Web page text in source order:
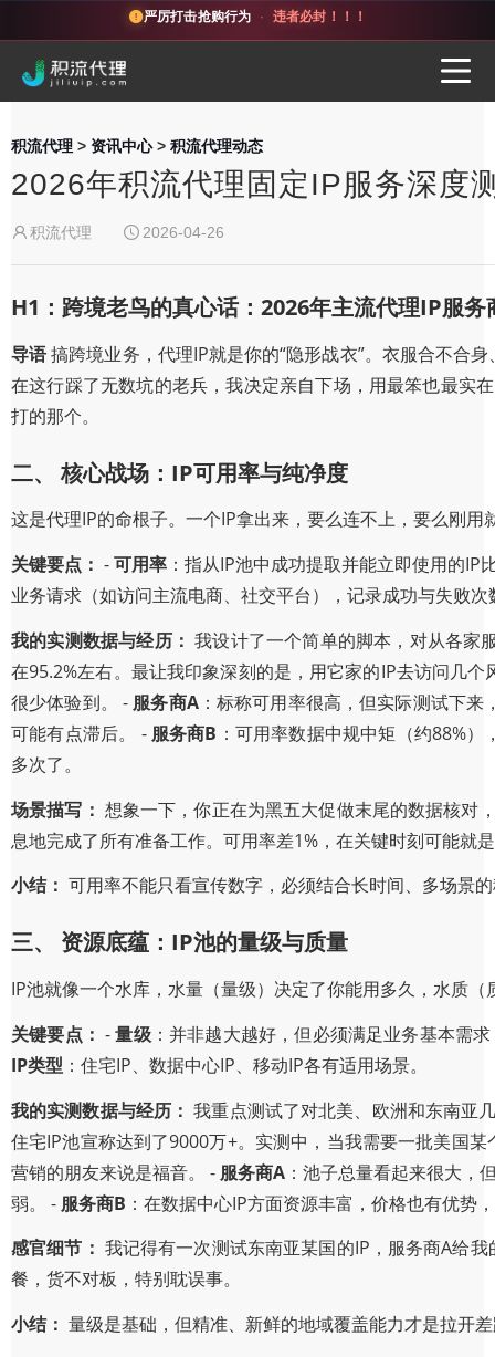
严厉打击抢购行为 · 违者必封！！！
积流代理 > 资讯中心> 积流代理动态
2026年积流代理固定IP服务深度
积流代理 2026-04-26
H1：跨境老鸟的真心话：2026年主流代理IP服
导语搞跨境业务，代理IP就是你的“隐形战衣”。衣服合不合
在这行踩了无数坑的老兵，我决定亲自下场，用最笨也最
打的那个。
二、 核心战场：IP可用率与纯净度
这是代理IP的命根子。一个IP拿出来，要么连不上，要么刚
关键要点： -可用率 ：指从IP池中成功提取并能立即使用的IP
业务请求（如访问主流电商、社交平台），记录成功与失败次
我的实测数据与经历： 我设计了一个简单的脚本，对从各家
在95.2%左右。最让我印象深刻的是，用它家的IP去访问几
很少体验到。 - 服务商A：标称可用率很高，但实际测试下来
可能有点滞后。 - 服务商B ：可用率数据中规中矩（约88%
多次了。
场景描写： 想象一下，你正在为黑五大促做末尾的数据核对
息地完成了所有准备工作。可用率差1%，在关键时刻可能就
小结： 可用率不能只看宣传数字，必须结合长时间、多场景
三、 资源底蕴：IP池的量级与质量
IP池就像一个水库，水量（量级）决定了你能用多久，水质
关键要点： -量级：并非越大越好，但必须满足业务基本需
IP类型 ：住宅IP、数据中心IP、移动IP各有适用场景。
我的实测数据与经历： 我重点测试了对北美、欧洲和东南亚
住宅IP池宣称达到了9000万+。实测中，当我需要一批美国
营销的朋友来说是福音。 - 服务商A ：池子总量看起来很大，
弱。 - 服务商B ：在数据中心IP方面资源丰富，价格也有优势
感官细节： 我记得有一次测试东南亚某国的IP，服务商A给
餐，货不对板，特别耽误事。
小结： 量级是基础，但精准、新鲜的地域覆盖能力才是拉开